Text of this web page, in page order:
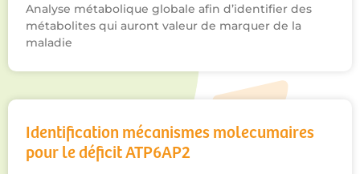
Analyse métabolique globale afin d’identifier des
métabolites qui auront valeur de marquer de la
maladie
Identification mécanismes molecumaires
pour le déficit ATP6AP2